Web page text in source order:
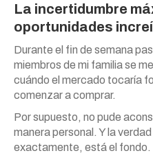
La incertidumbre
oportunidades
Durante el fin de semana
miembros de mi familia se
cuándo el mercado tocaría
comenzar a comprar.
Por supuesto, no pude
manera personal. Y la
exactamente, está el fondo.